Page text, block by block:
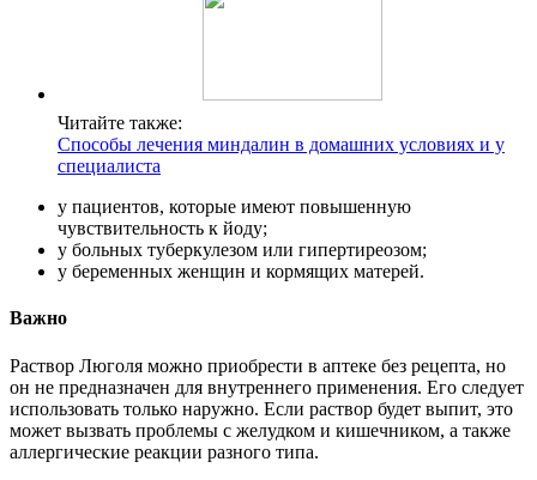
Читайте также:
Способы лечения миндалин в домашних условиях и у
специалиста
у пациентов, которые имеют повышенную
чувствительность к йоду;
у больных туберкулезом или гипертиреозом;
у беременных женщин и кормящих матерей.
Важно
Раствор Люголя можно приобрести в аптеке без рецепта, но
он не предназначен для внутреннего применения. Его следует
использовать только наружно. Если раствор будет выпит, это
может вызвать проблемы с желудком и кишечником, а также
аллергические реакции разного типа.